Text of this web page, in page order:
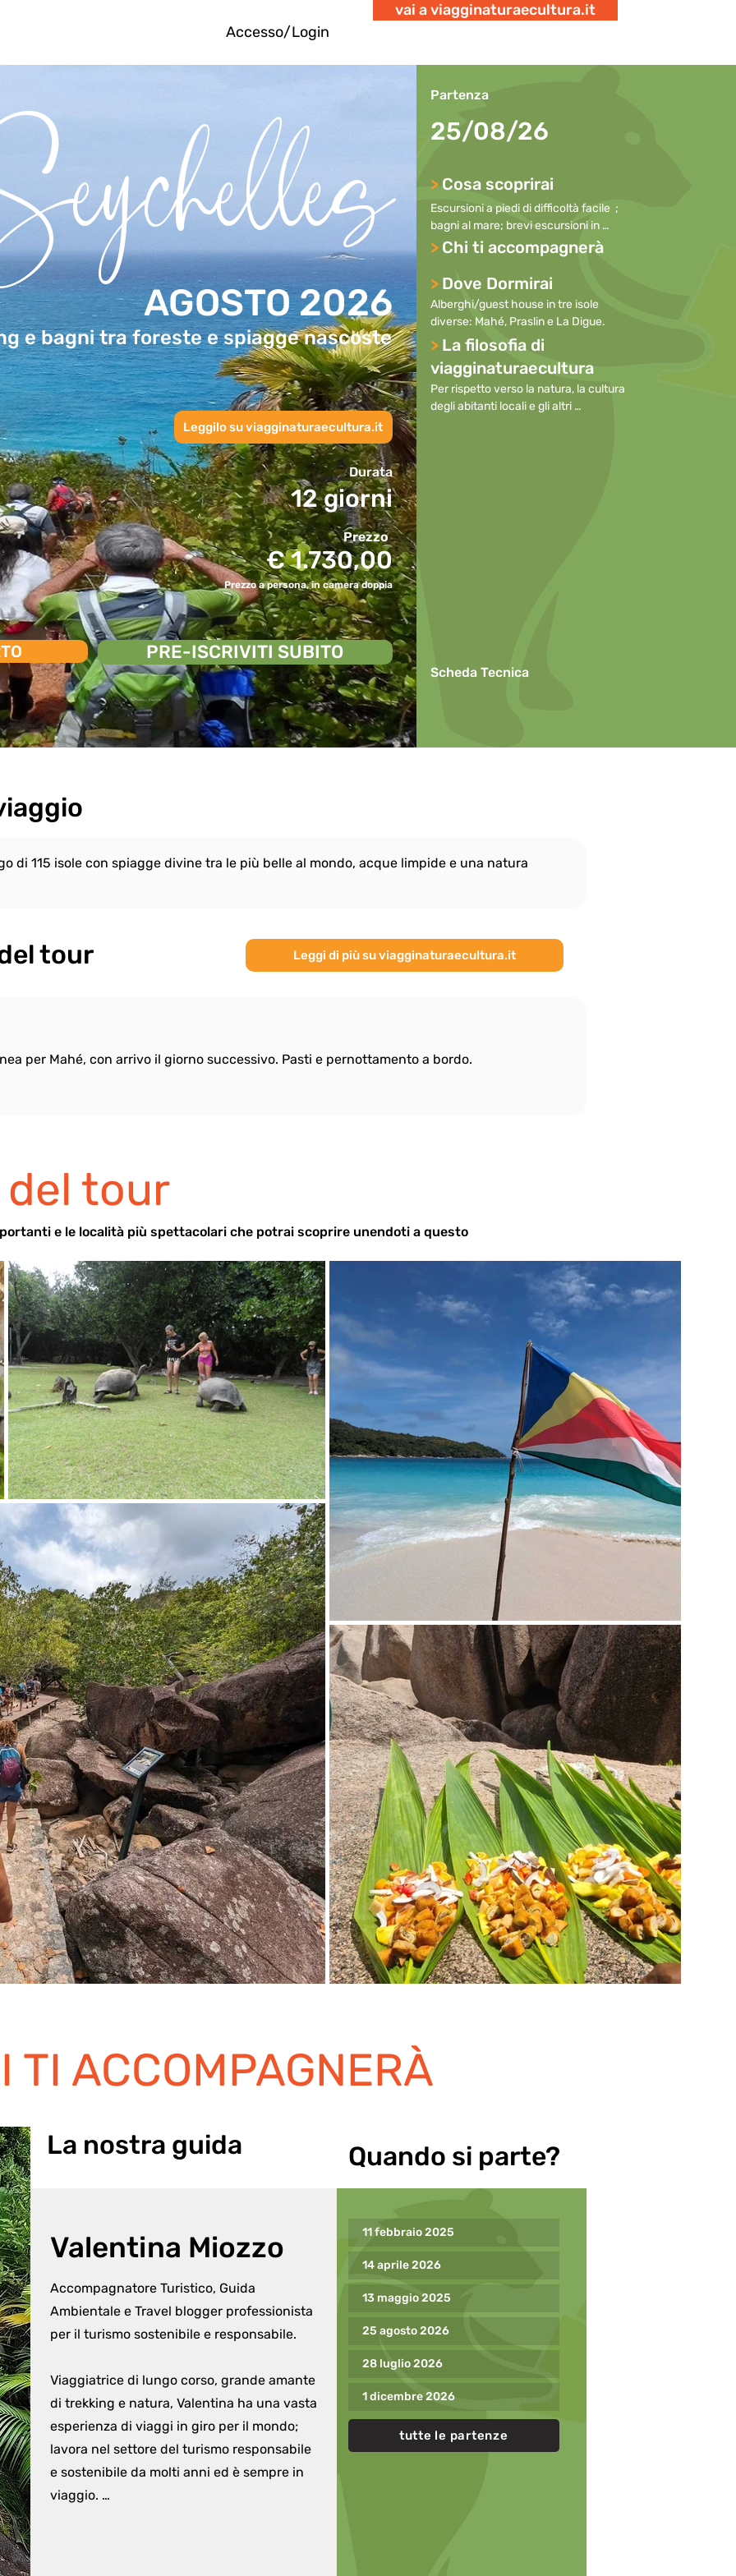
Accesso/Login
vai a viagginaturaecultura.it
AGOSTO 2026
e bagni tra foreste e spiagge nascoste
Leggilo su viagginaturaecultura.it
Durata
12 giorni
Prezzo
€ 1.730,00
Prezzo a persona, in camera doppia
PRE-ISCRIVITI SUBITO
Partenza
25/08/26
> Cosa scoprirai
Escursioni a piedi di difficoltà facile  ;
bagni al mare; brevi escursioni in
bicicletta; osservazione degli animali;
snorkeling e osservazione dei pesci;
trekking nella giungla; escursioni in
barca.
> Chi ti accompagnerà
> Dove Dormirai
Alberghi/guest house in tre isole
diverse: Mahé, Praslin e La Digue.
> La filosofia di
viagginaturaecultura
Per rispetto verso la natura, la cultura
degli abitanti locali e gli altri
"ritardatari"; ciò non
Scheda Tecnica
di 115 isole con spiagge divine tra le più belle al mondo, acque limpide e una natura
tour Leggi di più su viagginaturaecultura.it
per Mahé, con arrivo il giorno successivo. Pasti e pernottamento a bordo.
tour
e le località più spettacolari che potrai scoprire unendoti a questo
TI ACCOMPAGNERÀ
La nostra guida Quando si parte?
Valentina Miozzo
Accompagnatore Turistico, Guida
Ambientale e Travel blogger professionista
per il turismo sostenibile e responsabile.
Viaggiatrice di lungo corso, grande amante
di trekking e natura, Valentina ha una vasta
esperienza di viaggi in giro per il mondo;
lavora nel settore del turismo responsabile
e sostenibile da molti anni ed è sempre in
viaggio.
11 febbraio 2025
14 aprile 2026
13 maggio 2025
25 agosto 2026
28 luglio 2026
1 dicembre 2026
tutte le partenze